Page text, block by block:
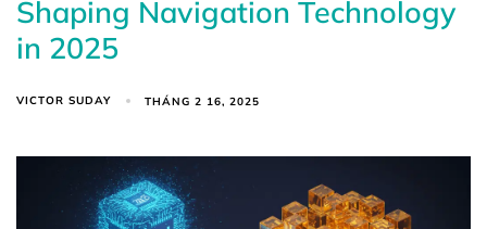
Shaping Navigation Technology
in 2025
VICTOR SUDAY THÁNG 2 16, 2025